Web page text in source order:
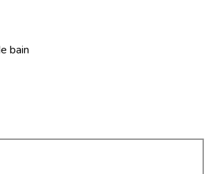
bain